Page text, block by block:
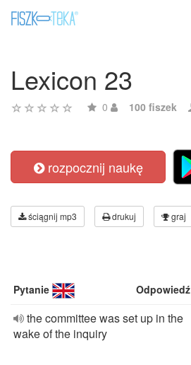
Lexicon 23
0 100 fiszek
rozpocznij naukę
ściągnij mp3 drukuj graj
Pytanie Odpowiedź
the committee was set up in the
wake of the inquiry